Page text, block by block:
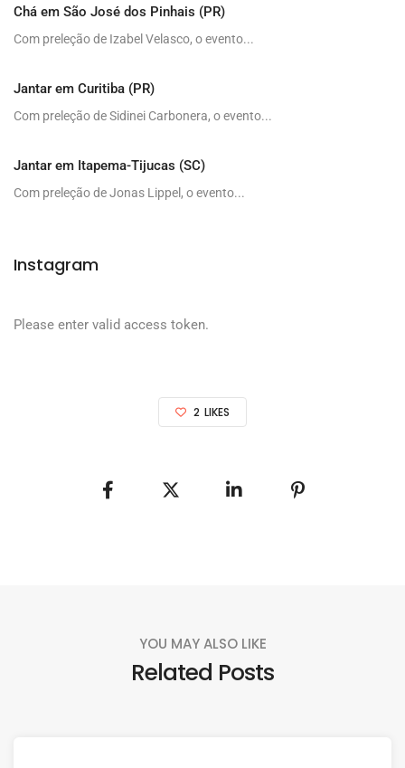
Chá em São José dos Pinhais (PR)
Com preleção de Izabel Velasco, o evento...
Jantar em Curitiba (PR)
Com preleção de Sidinei Carbonera, o evento...
Jantar em Itapema-Tijucas (SC)
Com preleção de Jonas Lippel, o evento...
Instagram
Please enter valid access token.
2 LIKES
YOU MAY ALSO LIKE
Related Posts